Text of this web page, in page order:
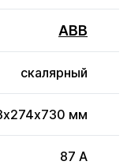
ABB
скалярный
мм
87 А